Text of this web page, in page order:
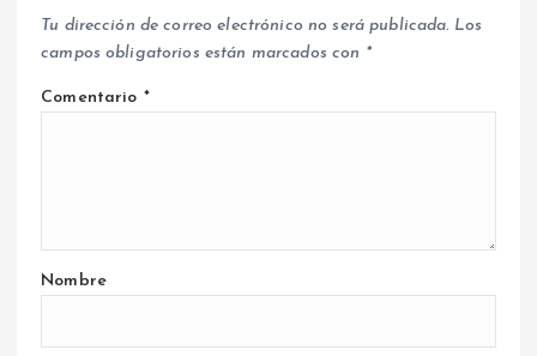
Tu dirección de correo electrónico no será publicada. Los
campos obligatorios están marcados con *
Comentario *
Nombre